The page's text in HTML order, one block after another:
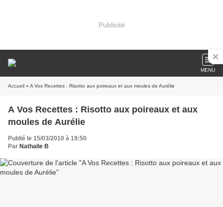
Publicité
MENU
Accueil » A Vos Recettes : Risotto aux poireaux et aux moules de Aurélie
A Vos Recettes : Risotto aux poireaux et aux
moules de Aurélie
Publié le 15/03/2010 à 19:50
Par Nathalie B